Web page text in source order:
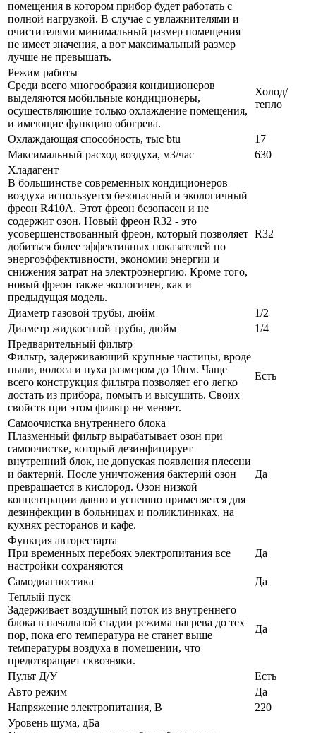
помещения в котором прибор будет работать с
полной нагрузкой. В случае с увлажнителями и
очистителями минимальный размер помещения
не имеет значения, а вот максимальный размер
лучше не превышать.
Режим работы
Среди всего многообразия кондиционеров
выделяются мобильные кондиционеры,
осуществляющие только охлаждение помещения,
и имеющие функцию обогрева.
Холод/
тепло
Охлаждающая способность, тыс btu
17
Максимальный расход воздуха, м3/час
630
Хладагент
В большинстве современных кондиционеров
воздуха используется безопасный и экологичный
фреон R410A. Этот фреон безопасен и не
содержит озон. Новый фреон R32 - это
усовершенствованный фреон, который позволяет
добиться более эффективных показателей по
энергоэффективности, экономии энергии и
снижения затрат на электроэнергию. Кроме того,
новый фреон также экологичен, как и
предыдущая модель.
R32
Диаметр газовой трубы, дюйм
1/2
Диаметр жидкостной трубы, дюйм
1/4
Предварительный фильтр
Фильтр, задерживающий крупные частицы, вроде
пыли, волоса и пуха размером до 10нм. Чаще
всего конструкция фильтра позволяет его легко
достать из прибора, помыть и высушить. Своих
свойств при этом фильтр не меняет.
Есть
Самоочистка внутреннего блока
Плазменный фильтр вырабатывает озон при
самоочистке, который дезинфицирует
внутренний блок, не допуская появления плесени
и бактерий. После уничтожения бактерий озон
превращается в кислород. Озон низкой
концентрации давно и успешно применяется для
дезинфекции в больницах и поликлиниках, на
кухнях ресторанов и кафе.
Да
Функция авторестарта
При временных перебоях электропитания все
настройки сохраняются
Да
Самодиагностика
Да
Теплый пуск
Задерживает воздушный поток из внутреннего
блока в начальной стадии режима нагрева до тех
пор, пока его температура не станет выше
температуры воздуха в помещении, что
предотвращает сквозняки.
Да
Пульт Д/У
Есть
Авто режим
Да
Напряжение электропитания, В
220
Уровень шума, дБа